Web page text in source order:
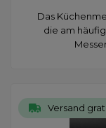
Das
die am
Versand